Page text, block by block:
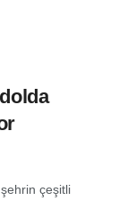
çeşitli